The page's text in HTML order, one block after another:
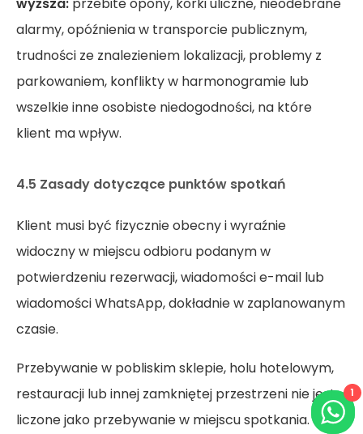
alarmy, opóźnienia w transporcie publicznym,
trudności ze znalezieniem lokalizacji, problemy z
parkowaniem, konflikty w harmonogramie lub
wszelkie inne osobiste niedogodności, na które
klient ma wpływ.
4.5 Zasady dotyczące punktów spotkań
Klient musi być fizycznie obecny i wyraźnie
widoczny w miejscu odbioru podanym w
potwierdzeniu rezerwacji, wiadomości e-mail lub
wiadomości WhatsApp, dokładnie w zaplanowanym
czasie.
Przebywanie w pobliskim sklepie, holu hotelowym,
restauracji lub innej zamkniętej przestrzeni nie jest
liczone jako przebywanie w miejscu spotkania. Jeśli
1